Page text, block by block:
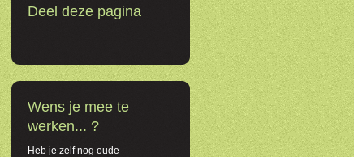
Deel deze pagina
Wens je mee te
werken... ?
Heb je zelf nog oude